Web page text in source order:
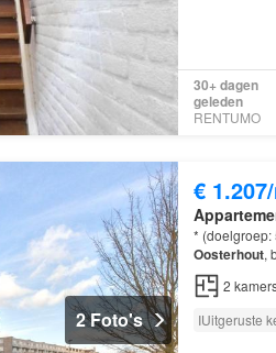
30+ dagen
geleden
RENTUMO
2 Foto's
€
* (doelgroep:
Oosterhout,
2
IUitgeruste